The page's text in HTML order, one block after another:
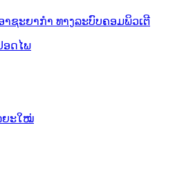
ຊະຍາກຳ ທາງລະບົບຄອມພິວເຕີ
ອດໄພ
ຍະໃໝ່